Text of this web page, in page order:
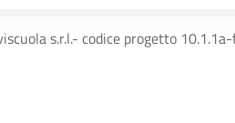
s.r.l.- codice progetto